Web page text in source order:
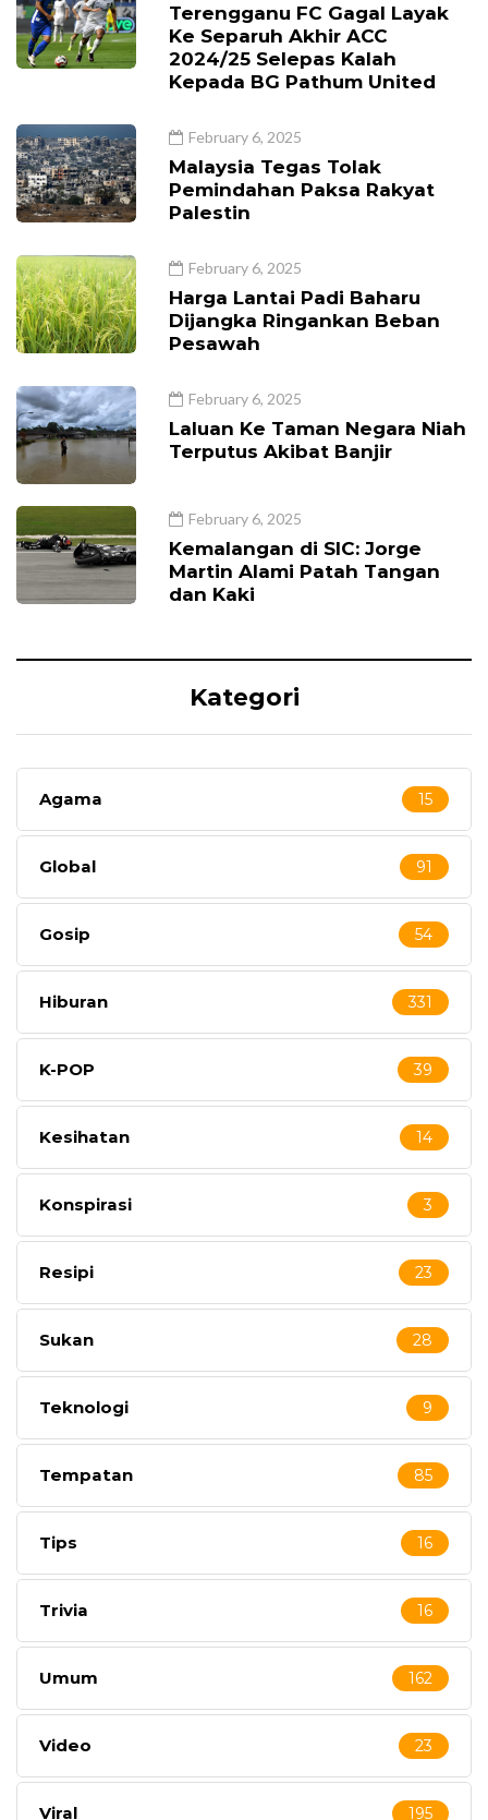
Terengganu FC Gagal Layak
Ke Separuh Akhir ACC
2024/25 Selepas Kalah
Kepada BG Pathum United
February 6, 2025
Malaysia Tegas Tolak
Pemindahan Paksa Rakyat
Palestin
February 6, 2025
Harga Lantai Padi Baharu
Dijangka Ringankan Beban
Pesawah
February 6, 2025
Laluan Ke Taman Negara Niah
Terputus Akibat Banjir
February 6, 2025
Kemalangan di SIC: Jorge
Martin Alami Patah Tangan
dan Kaki
Kategori
Agama 15
Global 91
Gosip 54
Hiburan 331
K-POP 39
Kesihatan 14
Konspirasi 3
Resipi 23
Sukan 28
Teknologi 9
Tempatan 85
Tips 16
Trivia 16
Umum 162
Video 23
Viral 195